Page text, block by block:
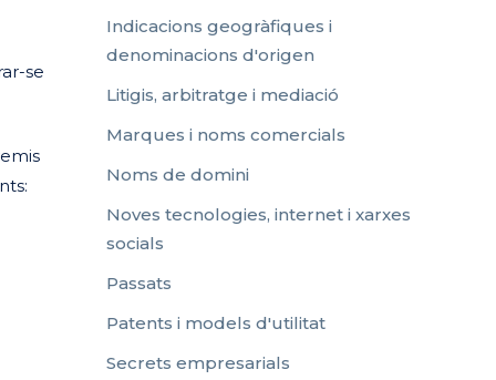
se
Indicacions geogràfiques i
denominacions d'origen
Litigis, arbitratge i mediació
Marques i noms comercials
Noms de domini
Noves tecnologies, internet i xarxes
socials
Passats
Patents i models d'utilitat
Secrets empresarials